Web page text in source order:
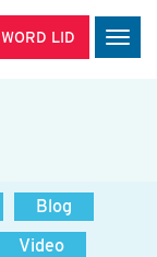
WORD LID
Blog
Video